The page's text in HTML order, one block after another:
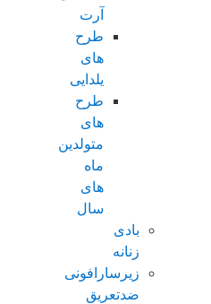
آرت
طرح
های
یلدایی
طرح
های
متولدین
ماه
های
سال
بادی
زنانه
زیرسارافونی
ضدتعریق